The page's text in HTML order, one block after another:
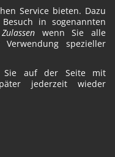
Service bieten. Dazu
in sogenannten
Zulassen wenn Sie alle
spezieller
Sie auf der Seite mit
jederzeit wieder